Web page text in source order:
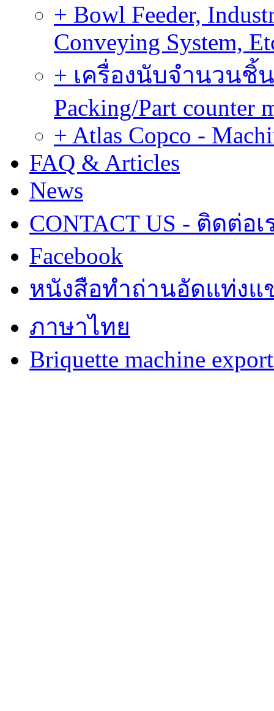
+ Bowl Feeder,
Conveying System,
+ เครื่องนับจำนวนชิ้
Packing/Part counter
+ Atlas Copco -
FAQ & Articles
News
CONTACT US - ติดต่อเ
Facebook
หนังสือทำถ่านอัดแท่งแ
ภาษาไทย
Briquette machine